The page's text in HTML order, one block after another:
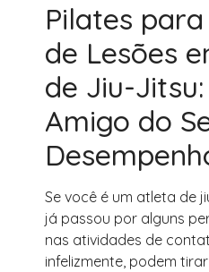
Pilates
de Lesões
de Jiu-
Amigo do
Se você é um atleta de
já passou por alguns
nas atividades de
infelizmente, podem